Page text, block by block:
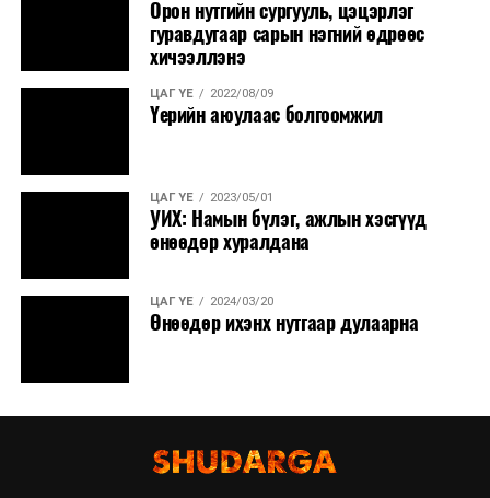
Орон нутгийн сургууль, цэцэрлэг
гуравдугаар сарын нэгний өдрөөс
хичээллэнэ
ЦАГ ҮЕ 2022/08/09
Үерийн аюулаас болгоомжил
ЦАГ ҮЕ 2023/05/01
УИХ: Намын бүлэг, ажлын хэсгүүд
өнөөдөр хуралдана
ЦАГ ҮЕ 2024/03/20
Өнөөдөр ихэнх нутгаар дулаарна